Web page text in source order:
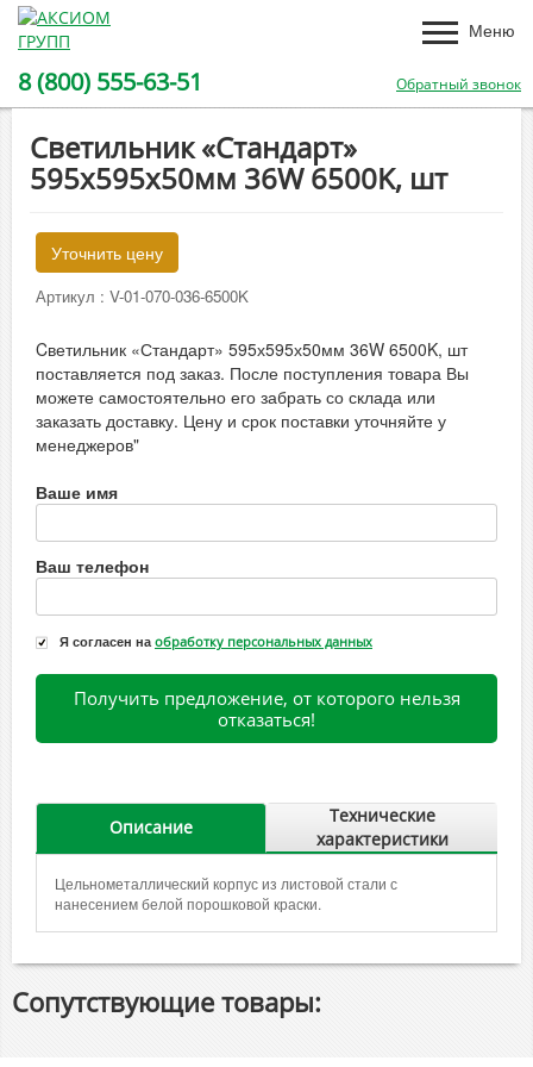
Меню
8 (800) 555-63-51 Обратный звонок
Cветильник «Стандарт»
595х595х50мм 36W 6500K, шт
Уточнить цену
Артикул : V-01-070-036-6500K
Cветильник «Стандарт» 595х595х50мм 36W 6500K, шт
поставляется под заказ. После поступления товара Вы
можете самостоятельно его забрать со склада или
заказать доставку. Цену и срок поставки уточняйте у
менеджеров"
Ваше имя
Ваш телефон
Я согласен наобработку персональных данных
Получить предложение, от которого нельзя
отказаться!
Описание
Технические
характеристики
Цельнометаллический корпус из листовой стали с
нанесением белой порошковой краски.
Сопутствующие товары: